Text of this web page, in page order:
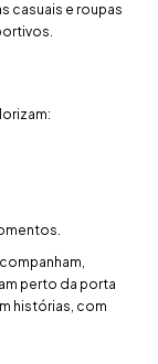
casuais e roupas
perto da porta
histórias, com